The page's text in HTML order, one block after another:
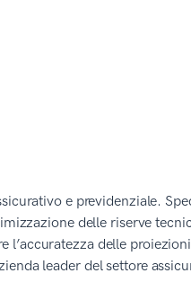
e previdenziale.
delle riserve
l’accuratezza delle
leader del settore